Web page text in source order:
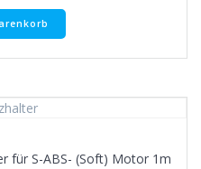
für S-ABS- (Soft) Motor 1m